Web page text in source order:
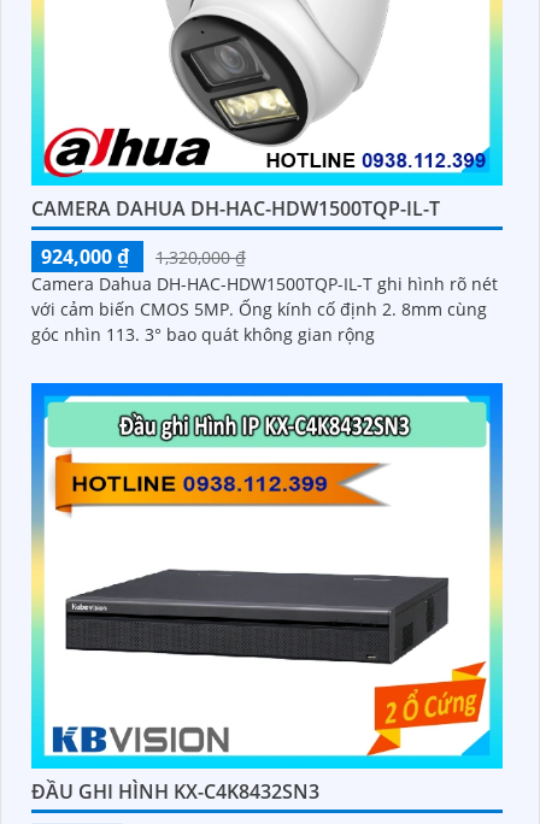
CAMERA DAHUA DH-HAC-HDW1500TQP-IL-T
924,000 ₫
1,320,000 ₫
Camera Dahua DH-HAC-HDW1500TQP-IL-T ghi hình rõ nét
với cảm biến CMOS 5MP. Ống kính cố định 2. 8mm cùng
góc nhìn 113. 3° bao quát không gian rộng
ĐẦU GHI HÌNH KX-C4K8432SN3